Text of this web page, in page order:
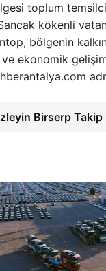
toplum
kökenli
bölgenin
ve ekonomik gelişim
Birserp Takip